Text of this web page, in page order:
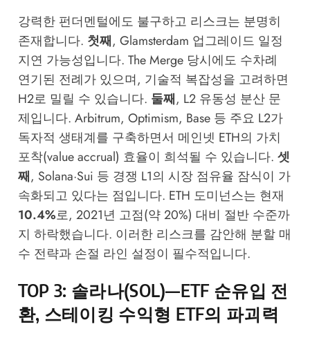
강력한 펀더멘털에도 불구하고 리스크는 분명히
존재합니다. 첫째, Glamsterdam 업그레이드 일정
지연 가능성입니다. The Merge 당시에도 수차례
연기된 전례가 있으며, 기술적 복잡성을 고려하면
H2로 밀릴 수 있습니다. 둘째, L2 유동성 분산 문
제입니다. Arbitrum, Optimism, Base 등 주요 L2가
독자적 생태계를 구축하면서 메인넷 ETH의 가치
포착(value accrual) 효율이 희석될 수 있습니다. 셋
째, Solana·Sui 등 경쟁 L1의 시장 점유율 잠식이 가
속화되고 있다는 점입니다. ETH 도미넌스는 현재
10.4%로, 2021년 고점(약 20%) 대비 절반 수준까
지 하락했습니다. 이러한 리스크를 감안해 분할 매
수 전략과 손절 라인 설정이 필수적입니다.
TOP 3: 솔라나(SOL)—ETF 순유입 전
환, 스테이킹 수익형 ETF의 파괴력